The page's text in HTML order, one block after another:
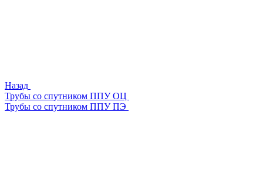
Назад
Трубы со спутником ППУ ОЦ
Трубы со спутником ППУ ПЭ